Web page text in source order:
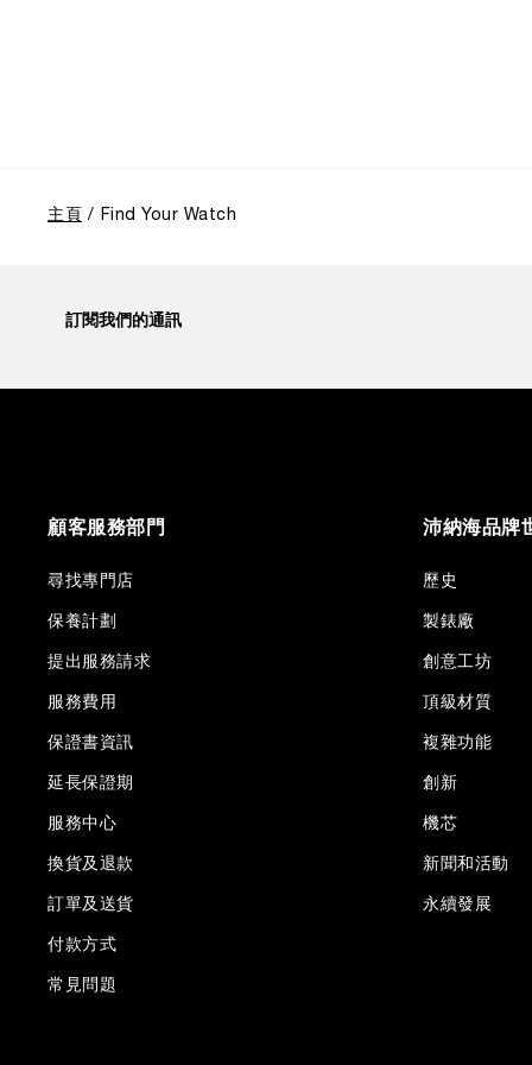
主頁 Find Your Watch
訂閱我們的通訊
顧客服務部門
尋找專門店
保養計劃
提出服務請求
服務費用
保證書資訊
延長保證期
服務中心
換貨及退款
訂單及送貨
付款方式
常見問題
沛納海品牌
歷史
製錶廠
創意工坊
頂級材質
複雜功能
創新
機芯
新聞和活動
永續發展